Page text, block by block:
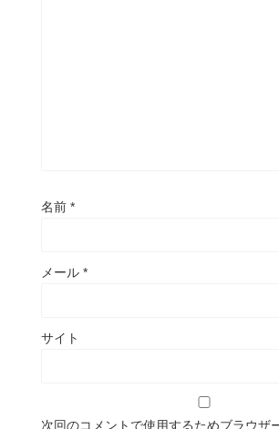
名前 *
メール *
サイト
次回のコメントで使用するためブラウザ